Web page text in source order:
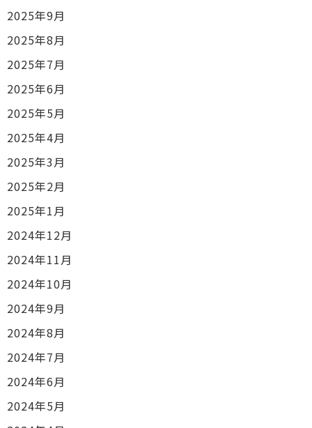
2025年9月
2025年8月
2025年7月
2025年6月
2025年5月
2025年4月
2025年3月
2025年2月
2025年1月
2024年12月
2024年11月
2024年10月
2024年9月
2024年8月
2024年7月
2024年6月
2024年5月